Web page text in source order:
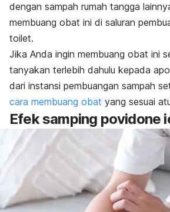
dengan sampah rumah tangga
membuang obat ini di saluran
toilet.
Jika Anda ingin membuang obat ini
tanyakan terlebih dahulu kepada
dari instansi pembuangan sampah
cara membuang obat yang sesuai
Efek samping povidone